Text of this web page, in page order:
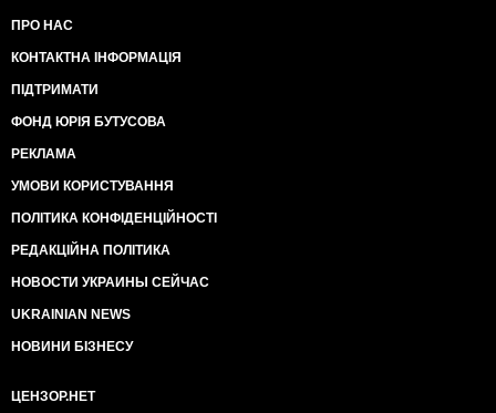
ПРО НАС
КОНТАКТНА ІНФОРМАЦІЯ
ПІДТРИМАТИ
ФОНД ЮРІЯ БУТУСОВА
РЕКЛАМА
УМОВИ КОРИСТУВАННЯ
ПОЛІТИКА КОНФІДЕНЦІЙНОСТІ
РЕДАКЦІЙНА ПОЛІТИКА
НОВОСТИ УКРАИНЫ СЕЙЧАС
UKRAINIAN NEWS
НОВИНИ БІЗНЕСУ
ЦЕНЗОР.НЕТ